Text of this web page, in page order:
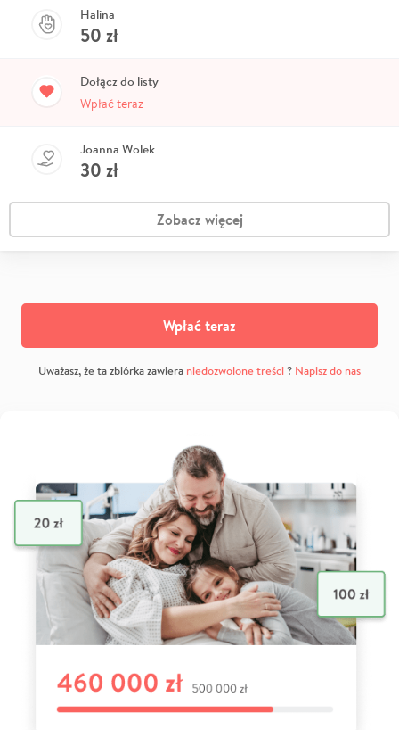
Halina
50 zł
Dołącz do listy
Wpłać teraz
Joanna Wolek
30 zł
Zobacz więcej
Wpłać teraz
Uważasz, że ta zbiórka zawiera niedozwolone treści? Napisz do nas